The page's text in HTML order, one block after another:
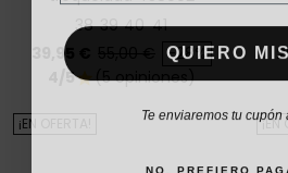
38 39 40 41
Precio
39,95 € Precio base-28%
4/5star(5 opiniones)
¡EN OFERTA! ¡EN
QUIERO
Te enviaremos tu cupón
NO, PREFIERO